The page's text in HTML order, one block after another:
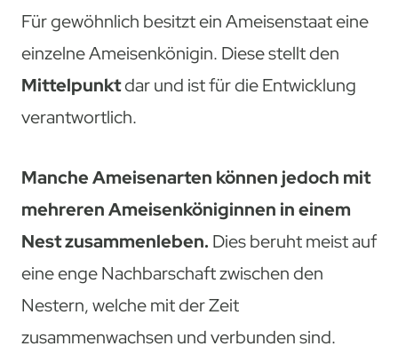
Für gewöhnlich besitzt ein Ameisenstaat eine
einzelne Ameisenkönigin. Diese stellt den
Mittelpunktdar und ist für die Entwicklung
verantwortlich.
Manche Ameisenarten können jedoch mit
mehreren Ameisenköniginnen in einem
Nest zusammenleben. Dies beruht meist auf
eine enge Nachbarschaft zwischen den
Nestern, welche mit der Zeit
zusammenwachsen und verbunden sind.